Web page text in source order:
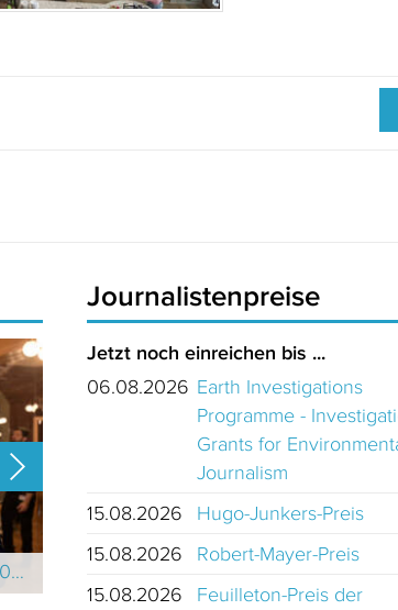
Neujahresempfang der PR-Branche 2025 Schweiz Neujahrsempfang der PR-Branche 2025
Journalistenpreise
Jetzt noch einreichen bis ...
06.08.2026 Earth Investigations
Programme -
Grants for
Journalism
15.08.2026
Hugo-Junkers-Preis
15.08.2026
Robert-Mayer-Preis
15.08.2026
Feuilleton-Preis der